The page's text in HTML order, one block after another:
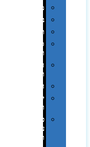
מגבות
בקבוקים
תרמי
ספלים
וכוסות
הוקרה
ואומנות
חגים
יין
ומארזים
כלי
עבודה
ופנסים